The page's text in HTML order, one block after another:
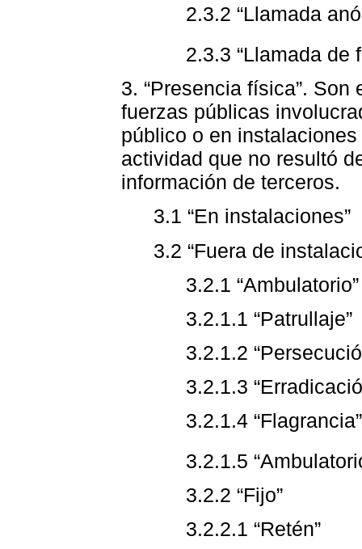
2.3.2 “Llamada
2.3.3 “Llamada de
3. “Presencia física”.
fuerzas públicas
público o en
actividad que no resultó
información de terceros.
3.1 “En instalaciones”
3.2 “Fuera de
3.2.1 “Ambulatorio”
3.2.1.1 “Patrullaje”
3.2.1.2
3.2.1.3
3.2.1.4 “Flagrancia”
3.2.1.5
3.2.2 “Fijo”
3.2.2.1 “Retén”